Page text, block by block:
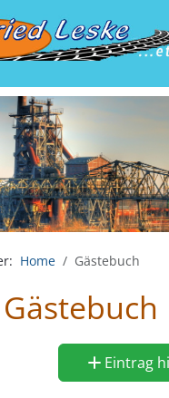
Home Gästebuch
Eintrag